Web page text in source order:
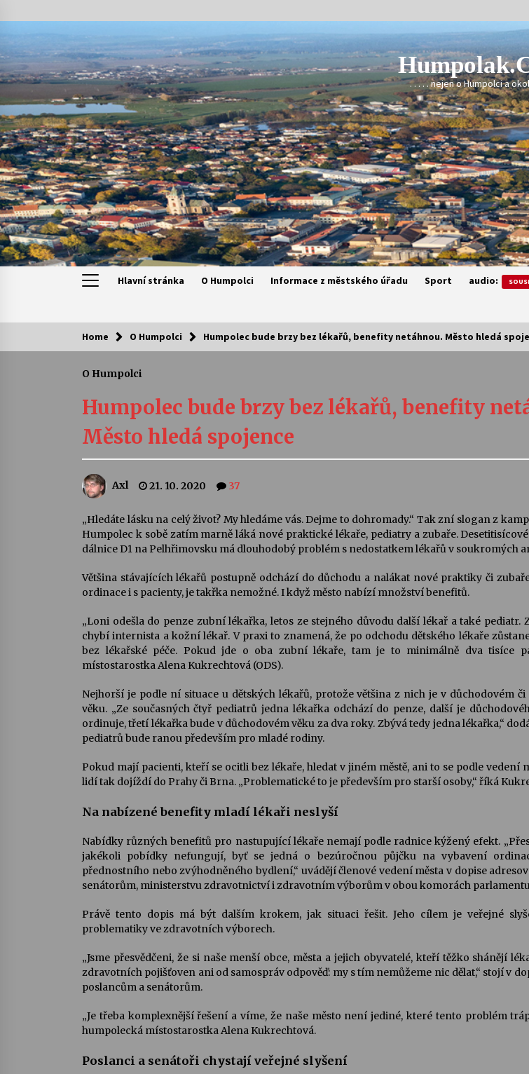
to
. . . . . nejen o Humpolci a
Hlavní stránka O Humpolci Informace z městského úřadu Sport audio:
Kam za kulturou?
Camerata a Sukuba Ensemble
4. 8. 2026
Stávám se kapkou
30. 7. 2026
Pozvánka na integrační festival
Quijotova šedesátka: 28. 7.–1. 8.
28. 7. 2026
Kolchoz a Jenakaši
Letní koncerty ve Stromovce: Rufus
Miller
22. 7. 2026
Vysočinka
17. 7. 2026
Za kulturou kousek za Humpolec. V
Želivě ožije odkaz Josefa Čapka
Varhanní recitál
Klášteře Želiv
Home O Humpolci Humpolec bude brzy bez lékařů, benefity netáhnou. Město hledá
O Humpolci
Humpolec bude brzy bez lékařů, benefity
Město hledá spojence
Axl 21. 10. 2020 37
„Hledáte lásku na celý život? My hledáme vás. Dejme to dohromady.“ Tak zní slogan z
Humpolec k sobě zatím marně láká nové praktické lékaře, pediatry a zubaře.
dálnice D1 na Pelhřimovsku má dlouhodobý problém s nedostatkem lékařů v soukromých
Většina stávajících lékařů postupně odchází do důchodu a nalákat nové praktiky či
ordinace i s pacienty, je takřka nemožné. I když město nabízí množství benefitů.
„Loni odešla do penze zubní lékařka, letos ze stejného důvodu další lékař a také pediatr.
chybí internista a kožní lékař. V praxi to znamená, že po odchodu dětského lékaře
bez lékařské péče. Pokud jde o oba zubní lékaře, tam je to minimálně dva tisíce
místostarostka Alena Kukrechtová (ODS).
Nejhorší je podle ní situace u dětských lékařů, protože většina z nich je v důchodovém
věku. „Ze současných čtyř pediatrů jedna lékařka odchází do penze, další je
ordinuje, třetí lékařka bude v důchodovém věku za dva roky. Zbývá tedy jedna lékařka,“
pediatrů bude ranou především pro mladé rodiny.
Pokud mají pacienti, kteří se ocitli bez lékaře, hledat v jiném městě, ani to se podle vedení
lidí tak dojíždí do Prahy či Brna. „Problematické to je především pro starší osoby,“ říká
Na nabízené benefity mladí lékaři neslyší
Nabídky různých benefitů pro nastupující lékaře nemají podle radnice kýžený efekt.
jakékoli pobídky nefungují, byť se jedná o bezúročnou půjčku na vybavení
přednostního nebo zvýhodněného bydlení,“ uvádějí členové vedení města v dopise
senátorům, ministerstvu zdravotnictví i zdravotním výborům v obou komorách
Právě tento dopis má být dalším krokem, jak situaci řešit. Jeho cílem je veřejné
problematiky ve zdravotních výborech.
„Jsme přesvědčeni, že si naše menší obce, města a jejich obyvatelé, kteří těžko shánějí
zdravotních pojišťoven ani od samospráv odpověď: my s tím nemůžeme nic dělat,“ stojí v
poslancům a senátorům.
„Je třeba komplexnější řešení a víme, že naše město není jediné, které tento problém
humpolecká místostarostka Alena Kukrechtová.
Poslanci a senátoři chystají veřejné slyšení